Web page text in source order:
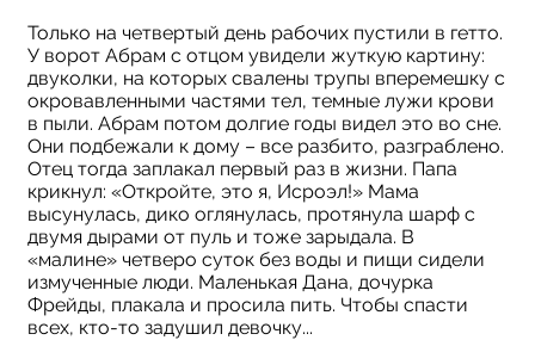
Только на четвертый день рабочих пустили в гетто.
У ворот Абрам с отцом увидели жуткую картину:
двуколки, на которых свалены трупы вперемешку с
окровавленными частями тел, темные лужи крови
в пыли. Абрам потом долгие годы видел это во сне.
Они подбежали к дому – все разбито, разграблено.
Отец тогда заплакал первый раз в жизни. Папа
крикнул: «Откройте, это я, Исроэл!» Мама
высунулась, дико оглянулась, протянула шарф с
двумя дырами от пуль и тоже зарыдала. В
«малине» четверо суток без воды и пищи сидели
измученные люди. Маленькая Дана, дочурка
Фрейды, плакала и просила пить. Чтобы спасти
всех, кто-то задушил девочку...